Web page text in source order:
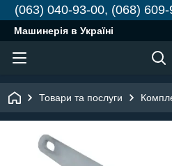
(063) 040-93-00, (068)
Машинерія в Україні
Товари та послуги